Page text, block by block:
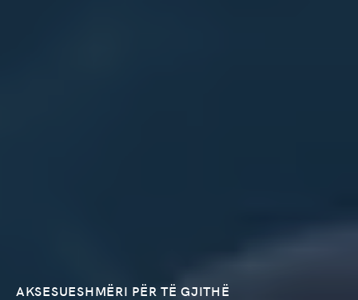
AKSESUESHMËRI PËR TË GJITHË